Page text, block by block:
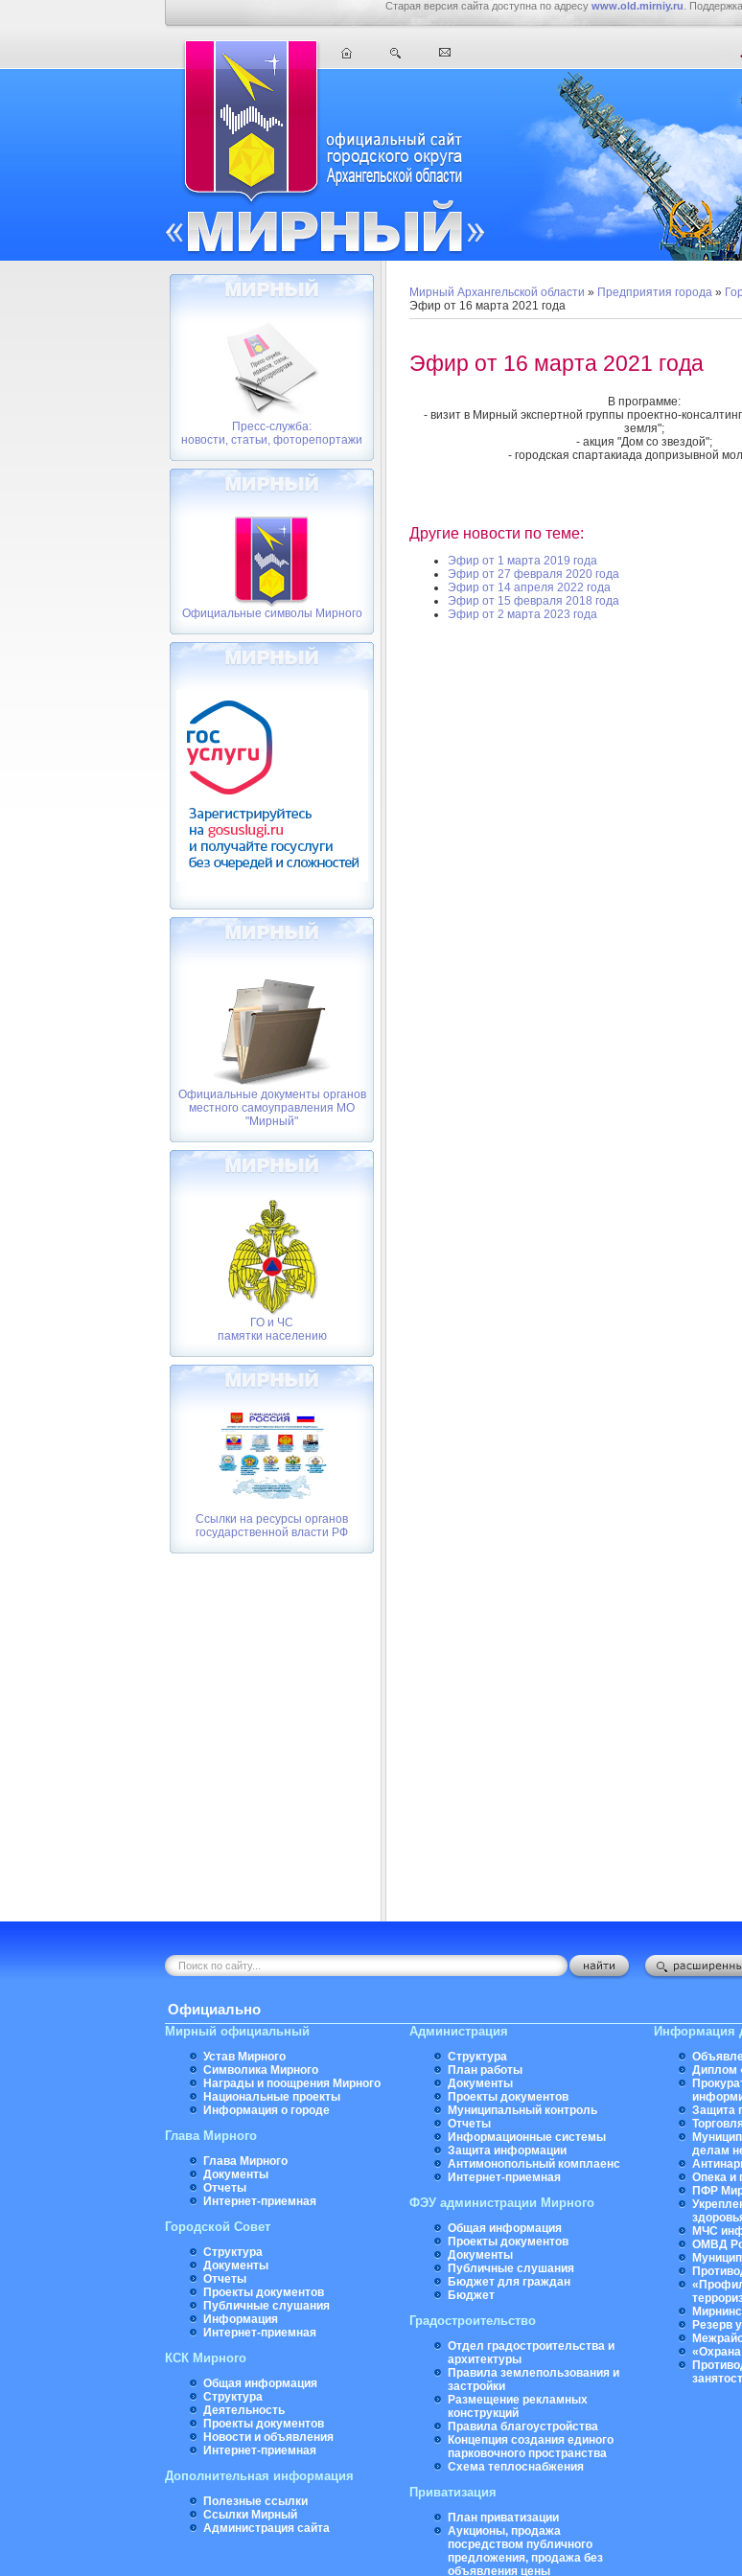
Старая версия сайта доступна по адресу www.old.mirniy.ru .
Пресс-служба:
новости, статьи, фоторепортажи
Официальные символы Мирного
Официальные документы органов
местного самоуправления МО
"Мирный"
ГО и ЧС
памятки населению
Ссылки на ресурсы органов
государственной власти РФ
Мирный Архангельской области » Предприятия города »
Эфир от 16 марта 2021 года
Эфир от 16 марта 2021 года
В программе:
- визит в Мирный экспертной группы проектно-
земля";
- акция "Дом со звездой";
- городская спартакиада допризывной
Другие новости по теме:
Эфир от 1 марта 2019 года
Эфир от 27 февраля 2020 года
Эфир от 14 апреля 2022 года
Эфир от 15 февраля 2018 года
Эфир от 2 марта 2023 года
Официально
Мирный официальный
Устав Мирного
Символика Мирного
Награды и поощрения Мирного
Национальные проекты
Информация о городе
Глава Мирного
Глава Мирного
Документы
Отчеты
Интернет-приемная
Городской Совет
Структура
Документы
Отчеты
Проекты документов
Публичные слушания
Информация
Интернет-приемная
КСК Мирного
Общая информация
Структура
Деятельность
Проекты документов
Новости и объявления
Интернет-приемная
Дополнительная информация
Полезные ссылки
Ссылки Мирный
Администрация сайта
Администрация
Структура
План работы
Документы
Проекты документов
Муниципальный контроль
Отчеты
Информационные системы
Защита информации
Антимонопольный комплаенс
Интернет-приемная
ФЭУ администрации Мирного
Общая информация
Проекты документов
Документы
Публичные слушания
Бюджет для граждан
Бюджет
Градостроительство
Отдел градостроительства и
архитектуры
Правила землепользования и
застройки
Размещение рекламных
конструкций
Правила благоустройства
Концепция создания единого
парковочного пространства
Схема теплоснабжения
Приватизация
План приватизации
Аукционы, продажа
посредством публичного
предложения, продажа без
объявления цены
Информация
Диплом
Защита
делам
Опека и
ПФР
МЧС
ОМВД
Резерв